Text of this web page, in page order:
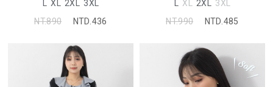
L XL 2XL 3XL
NT.890
NTD.436
L XL 2XL 3XL
NT.990
NTD.485